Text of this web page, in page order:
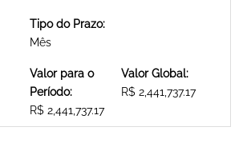
Tipo do Prazo:
Mês
Valor para o
Período:
R$ 2,441,737.17
Valor Global:
R$ 2,441,737.17